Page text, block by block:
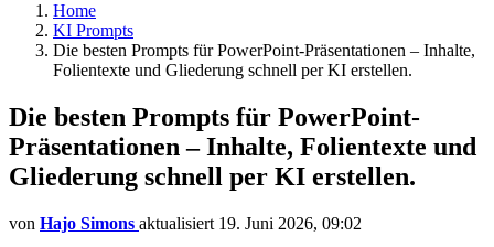
Home
KI Prompts
Die besten Prompts für PowerPoint-Präsentationen – Inhalte,
Folientexte und Gliederung schnell per KI erstellen.
Die besten Prompts für PowerPoint-
Präsentationen – Inhalte, Folientexte und
Gliederung schnell per KI erstellen.
von Hajo Simons aktualisiert 19. Juni 2026, 09:02